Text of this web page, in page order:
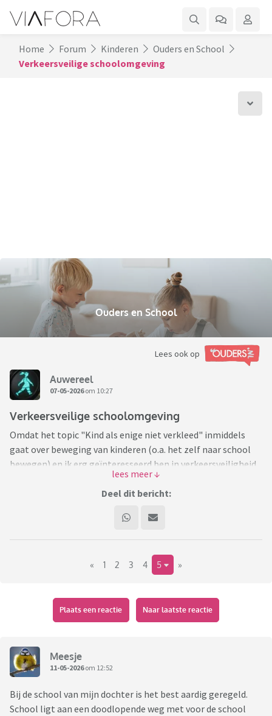
Home Forum Kinderen
Ouders en School
Verkeersveilige schoolomgeving
Ouders en School
Lees ook op
Auwereel
07-05-2026om 10:27
Verkeersveilige schoolomgeving
Omdat het topic "Kind als enige niet verkleed" inmiddels
gaat over beweging van kinderen (o.a. het zelf naar school
bewegen) en ik erg geïnteresseerd ben in verkeersveiligheid,
hoe staat het tegenwoordig met de veiligheid van de
werd er al op aangedrongen verder van de school te
parkeren. Maar inmiddels worden kinderen nog vaker
gebracht, in de auto of in de bakfiets, wat voor effect heeft
en maar ook middelbare scholen? Word je, als kind dat zelf
naar school wandelt of fietst, van je sokken gereden als kind
door auto, fatbike en bakfiets?
Deel dit bericht:
« 1 2 3 4 5 »
Plaats een reactie Naar laatste reactie
Meesje
11-05-2026om 12:52
Bij de school van mijn dochter is het best aardig geregeld.
School ligt aan een doodlopende weg met voor de school